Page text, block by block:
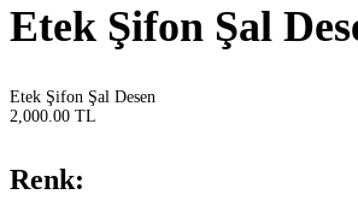
Etek Şifon Şal
Etek Şifon Şal Desen
2,000.00 TL
Renk: